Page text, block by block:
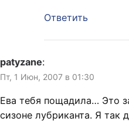
Ответить
patyzane:
Пт, 1 Июн, 2007 в 01:30
Ева тебя пощадила… Это
сизоне лубриканта. Я так